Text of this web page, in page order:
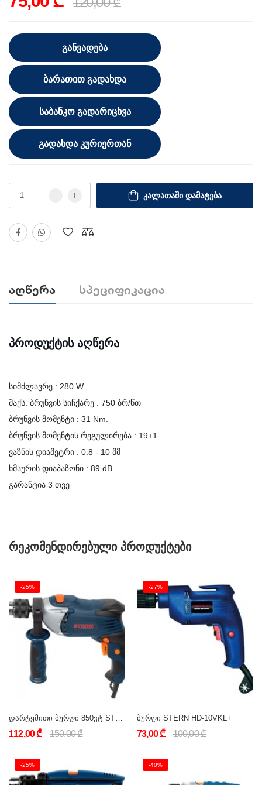
ᲒᲐᲜᲕᲐᲓᲔᲑᲐ
ᲑᲐᲠᲐᲗᲘᲗ ᲒᲐᲓᲐᲮᲓᲐ
ᲡᲐᲑᲐᲜᲙᲝ ᲒᲐᲓᲐᲠᲘᲪᲮᲕᲐ
ᲒᲐᲓᲐᲮᲓᲐ ᲙᲣᲠᲘᲔᲠᲗᲐᲜ
ᲙᲐᲚᲐᲗᲐᲨᲘ ᲓᲐᲛᲐᲢᲔᲑᲐ
Აღწერა Სპეციფიკაცია
პროდუქტის აღწერა
სიმძლავრე : 280 W
მაქს. ბრუნვის სიჩქარე : 750 ბრ/წთ
ბრუნვის მომენტი : 31 Nm.
ბრუნვის მომენტის რეგულირება : 19+1
ვაზნის დიამეტრი : 0.8 - 10 მმ
ხმაურის დიაპაზონი : 89 dB
გარანტია 3 თვე
რეკომენდირებული პროდუქტები
-25%
112,00 ₾ 150,00 ₾
-27%
ბურღი STERN HD-10VKL+
73,00 ₾ 100,00 ₾
-25% -40%